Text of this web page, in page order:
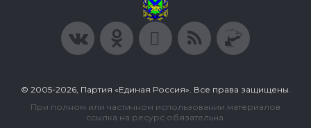
© 2005-2026, Партия «Единая Россия». Все права защищены.
При полном или частичном использовании материалов
ссылка на ресурс обязательна.